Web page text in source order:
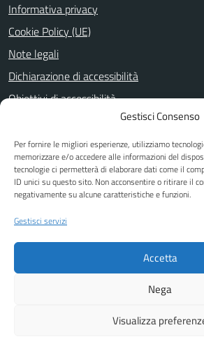
Gestisci Consenso
Per fornire le migliori esperienze, utilizziamo
memorizzare e/o accedere alle informazioni del
tecnologie ci permetterà di elaborare dati come il
ID unici su questo sito. Non acconsentire o ritirare il
negativamente su alcune caratteristiche e funzioni.
Gestisci servizi
Accetta
Nega
Visualizza
Informativa privacy
Cookie Policy (UE)
Note legali
Dichiarazione di accessibilità
Obiettivi di accessibilità
SEGUICI SU
FacebookYoutube
Piano di miglioramento del sito